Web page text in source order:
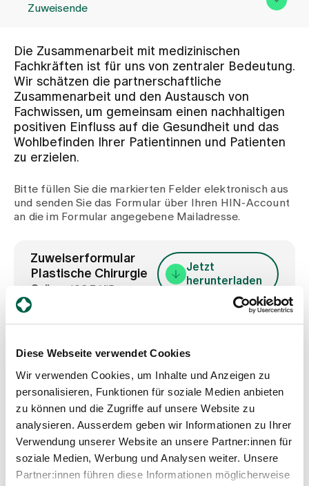
Diese Webseite verwendet Cookies
Wir verwenden Cookies, um Inhalte und Anzeigen zu
personalisieren, Funktionen für soziale Medien anbieten
zu können und die Zugriffe auf unsere Website zu
analysieren. Ausserdem geben wir Informationen zu Ihrer
Verwendung unserer Website an unsere Partner:innen für
soziale Medien, Werbung und Analysen weiter. Unsere
Partner:innen führen diese Informationen möglicherweise
Aktuelles
Jobs & Karriere
Kontakt
Babygalerie
Publikationen
Zuweisende
Übersicht & Leistungen
Team
Zuweisende
Kontakt
Die Zusammenarbeit mit medizinischen
Fachkräften ist für uns von zentraler Bedeutung.
Wir schätzen die partnerschaftliche
Zusammenarbeit und den Austausch von
Fachwissen, um gemeinsam einen nachhaltigen
positiven Einfluss auf die Gesundheit und das
Wohlbefinden Ihrer Patientinnen und Patienten
zu erzielen.
Bitte füllen Sie die markierten Felder elektronisch aus
und senden Sie das Formular über Ihren HIN-Account
an die im Formular angegebene Mailadresse.
Zuweiserformular
Plastische Chirurgie
Grösse 106.7 KiB
Jetzt
herunterladen
Spital Zollikerberg
9.00 – 12.00 Uhr
13.00 – 16.00 Uhr
Plastische Chirurgie Zürich